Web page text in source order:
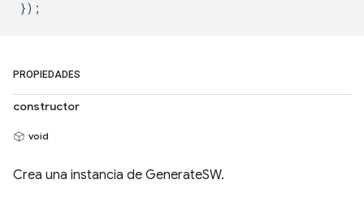
PROPIEDADES
constructor
void
Crea una instancia de GenerateSW.